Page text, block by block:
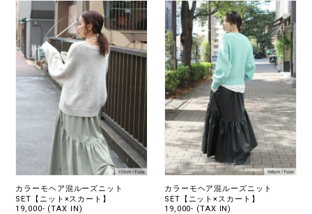
カラーモヘア混ルーズニット
SET【ニット×スカート】
19,000- (TAX IN)
カラーモヘア混ルーズニット
SET【ニット×スカート】
19,000- (TAX IN)